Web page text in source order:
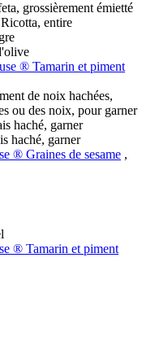
grossièrement émietté
entire
® Tamarin et piment
de noix hachées,
ou des noix, pour garner
haché, garner
haché, garner
® Graines de sesame ,
® Tamarin et piment